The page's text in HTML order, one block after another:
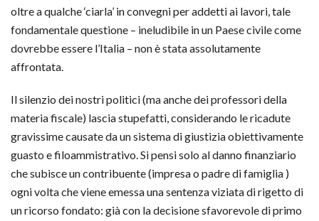
oltre a qualche ‘ciarla’ in convegni per addetti ai lavori, tale
fondamentale questione – ineludibile in un Paese civile come
dovrebbe essere l’Italia – non è stata assolutamente
affrontata.
Il silenzio dei nostri politici (ma anche dei professori della
materia fiscale) lascia stupefatti, considerando le ricadute
gravissime causate da un sistema di giustizia obiettivamente
guasto e filoammistrativo. Si pensi solo al danno finanziario
che subisce un contribuente (impresa o padre di famiglia )
ogni volta che viene emessa una sentenza viziata di rigetto di
un ricorso fondato: già con la decisione sfavorevole di primo